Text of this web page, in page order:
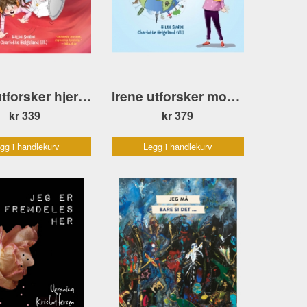
Irene utforsker hjertet
kr 339
i handlekurv
Irene utforsker mobiltelefonen
kr 379
Legg i handlekurv